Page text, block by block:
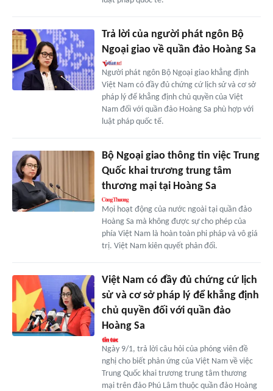
Trả lời của người phát ngôn Bộ
Ngoại giao về quần đảo Hoàng Sa
Người phát ngôn Bộ Ngoại giao khẳng định
Việt Nam có đầy đủ chứng cứ lịch sử và cơ sở
pháp lý để khẳng định chủ quyền của Việt
Nam đối với quần đảo Hoàng Sa phù hợp với
luật pháp quốc tế.
Bộ Ngoại giao thông tin việc Trung
Quốc khai trương trung tâm
thương mại tại Hoàng Sa
Mọi hoạt động của nước ngoài tại quần đảo
Hoàng Sa mà không được sự cho phép của
phía Việt Nam là hoàn toàn phi pháp và vô giá
trị. Việt Nam kiên quyết phản đối.
Việt Nam có đầy đủ chứng cứ lịch
sử và cơ sở pháp lý để khẳng định
chủ quyền đối với quần đảo
Hoàng Sa
Ngày 9/1, trả lời câu hỏi của phóng viên đề
nghị cho biết phản ứng của Việt Nam về việc
Trung Quốc khai trương trung tâm thương
mại trên đảo Phú Lâm thuộc quần đảo Hoàng